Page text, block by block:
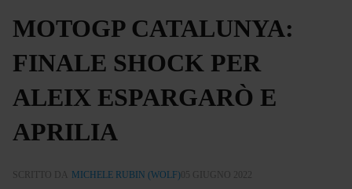
MOTOGP CATALUNYA:
FINALE SHOCK PER
ALEIX ESPARGARÒ E
APRILIA
SCRITTO DA MICHELE RUBIN (WOLF) 05 GIUGNO 2022